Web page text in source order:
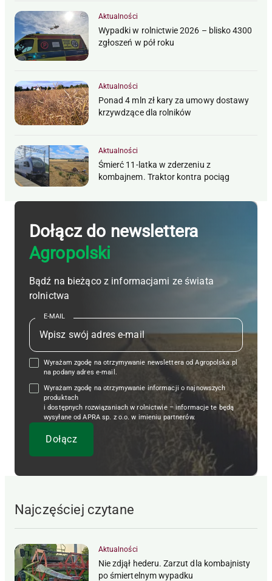
Aktualności
Wypadki w rolnictwie 2026 – blisko 4300
zgłoszeń w pół roku
Aktualności
Ponad 4 mln zł kary za umowy dostawy
krzywdzące dla rolników
Aktualności
Śmierć 11-latka w zderzeniu z
kombajnem. Traktor kontra pociąg
Dołącz do newslettera
Agropolski
Bądź na bieżąco z informacjami ze świata
rolnictwa
E-MAIL
Wyrażam zgodę na otrzymywanie newslettera od Agropolska.pl
na podany adres e-mail.
Wyrażam zgodę na otrzymywanie informacji o najnowszych
produktach
i dostępnych rozwiązaniach w rolnictwie – informacje te będą
wysyłane od APRA sp. z o.o. w imieniu partnerów.
Najczęściej czytane
Aktualności
Nie zdjął hederu. Zarzut dla kombajnisty
po śmiertelnym wypadku